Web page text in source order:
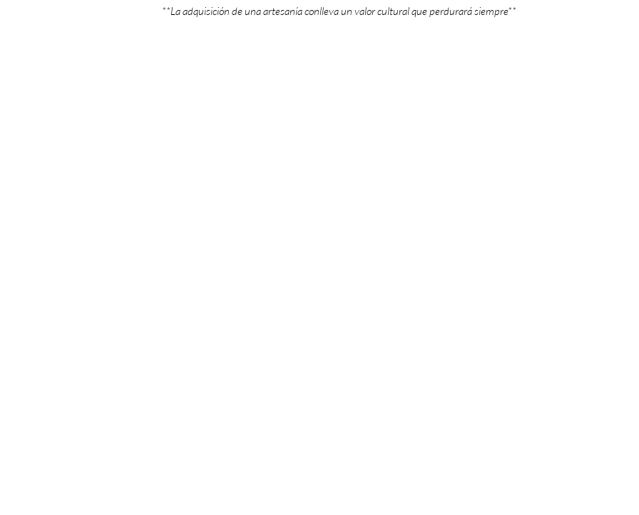
**La adquisición de una artesanía conlleva un valor cultural que perdurará siempre**